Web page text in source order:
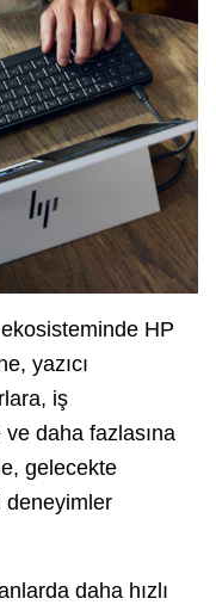
HP
yazıcı
iş
daha fazlasına
gelecekte
deneyimler
daha hızlı